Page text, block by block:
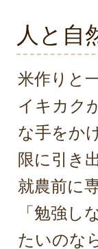
人と自
米作りと
イキカク
な手をか
限に引き
就農前に
「勉強し
たいのな